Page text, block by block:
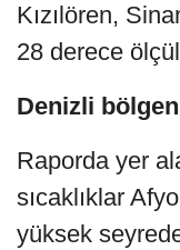
Kızılören,
28 derece
Denizli
Raporda yer
sıcaklıklar
yüksek